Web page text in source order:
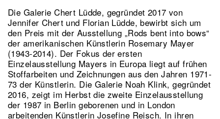
Die Galerie Chert Lüdde, gegründet 2017 von
Jennifer Chert und Florian Lüdde, bewirbt sich um
den Preis mit der Ausstellung „Rods bent into bows“
der amerikanischen Künstlerin Rosemary Mayer
(1943-2014). Der Fokus der ersten
Einzelausstellung Mayers in Europa liegt auf frühen
Stoffarbeiten und Zeichnungen aus den Jahren 1971-
73 der Künstlerin. Die Galerie Noah Klink, gegründet
2016, zeigt im Herbst die zweite Einzelausstellung
der 1987 in Berlin geborenen und in London
arbeitenden Künstlerin Josefine Reisch. In ihren